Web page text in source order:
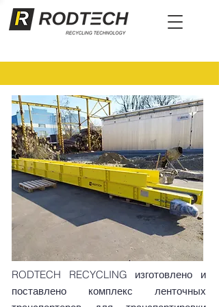
RODTECH RECYCLING изготовлено и
поставлено комплекс ленточных